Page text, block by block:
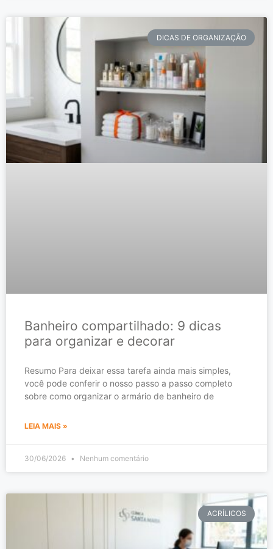
DICAS DE ORGANIZAÇÃO
Banheiro compartilhado: 9 dicas
para organizar e decorar
Resumo Para deixar essa tarefa ainda mais simples,
você pode conferir o nosso passo a passo completo
sobre como organizar o armário de banheiro de
LEIA MAIS »
30/06/2026 Nenhum comentário
ACRÍLICOS